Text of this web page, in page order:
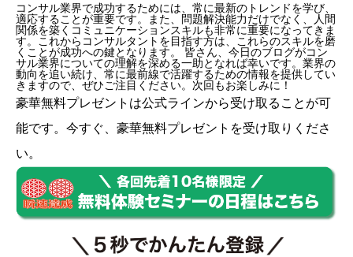
コンサル業界で成功するためには、常に最新のトレンドを学び、
適応することが重要です。また、問題解決能力だけでなく、人間
関係を築くコミュニケーションスキルも非常に重要になってきま
す。これからコンサルタントを目指す方は、これらのスキルを磨
くことが成功への鍵となります。 皆さん、今日のブログがコン
サル業界についての理解を深める一助となれば幸いです。業界の
動向を追い続け、常に最前線で活躍するための情報を提供してい
きますので、ぜひご注目ください。次回もお楽しみに！
豪華無料プレゼントは公式ラインから受け取ることが可
能です。今すぐ、豪華無料プレゼントを受け取りくださ
い。